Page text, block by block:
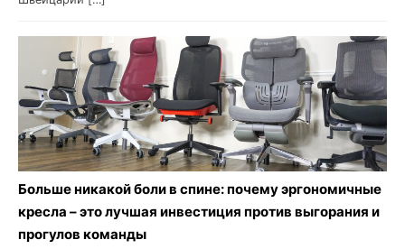
Больше никакой боли в спине: почему эргономичные
кресла – это лучшая инвестиция против выгорания и
прогулов команды